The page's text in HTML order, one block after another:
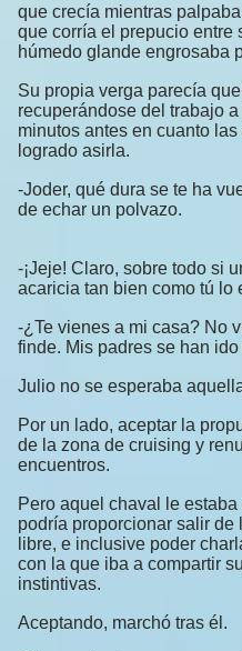
que crecía mientras
que corría el prepucio entre
húmedo glande engrosaba
Su propia verga parecía
recuperándose del trabajo
minutos antes en cuanto
logrado asirla.
-Joder, qué dura se te ha
de echar un polvazo.
-¡Jeje! Claro, sobre todo si
acaricia tan bien como tú lo
-¿Te vienes a mi casa? No
finde. Mis padres se han
Julio no se esperaba
Por un lado, aceptar la
de la zona de cruising y
encuentros.
Pero aquel chaval le
podría proporcionar salir
libre, e inclusive poder
con la que iba a compartir
instintivas.
Aceptando, marchó tras él.